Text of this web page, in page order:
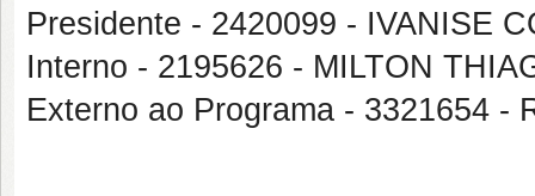
Presidente - 2420099 - IVANISE
Interno - 2195626 - MILTON
Externo ao Programa - 3321654 -